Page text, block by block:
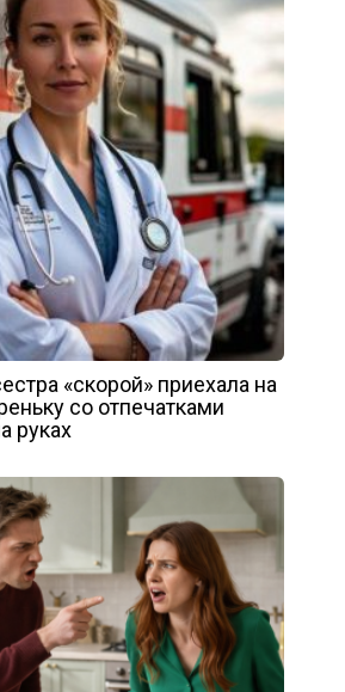
«скорой» приехала на
со отпечатками
руках